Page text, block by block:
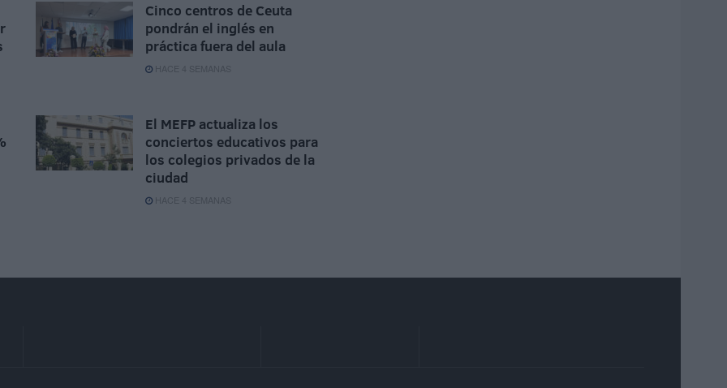
Cinco centros de Ceuta
pondrán el inglés en
práctica fuera del aula
HACE 4 SEMANAS
El MEFP actualiza los
conciertos educativos para
los colegios privados de la
ciudad
HACE 4 SEMANAS